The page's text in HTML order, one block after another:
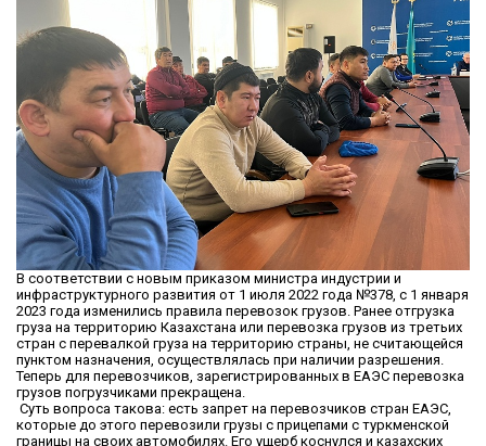
В соответствии с новым приказом министра индустрии и
инфраструктурного развития от 1 июля 2022 года №378, с 1 января
2023 года изменились правила перевозок грузов. Ранее отгрузка
груза на территорию Казахстана или перевозка грузов из третьих
стран с перевалкой груза на территорию страны, не считающейся
пунктом назначения, осуществлялась при наличии разрешения.
Теперь для перевозчиков, зарегистрированных в ЕАЭС перевозка
грузов погрузчиками прекращена.
Суть вопроса такова: есть запрет на перевозчиков стран ЕАЭС,
которые до этого перевозили грузы с прицепами с туркменской
границы на своих автомобилях. Его ущерб коснулся и казахских